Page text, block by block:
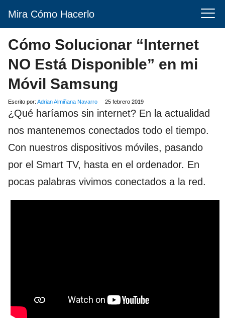
Mira Cómo Hacerlo
Cómo Solucionar “Internet
NO Está Disponible” en mi
Móvil Samsung
Escrito por: Adrian Almiñana Navarro 25 febrero 2019
¿Qué haríamos sin internet? En la actualidad
nos mantenemos conectados todo el tiempo.
Con nuestros dispositivos móviles, pasando
por el Smart TV, hasta en el ordenador. En
pocas palabras vivimos conectados a la red.